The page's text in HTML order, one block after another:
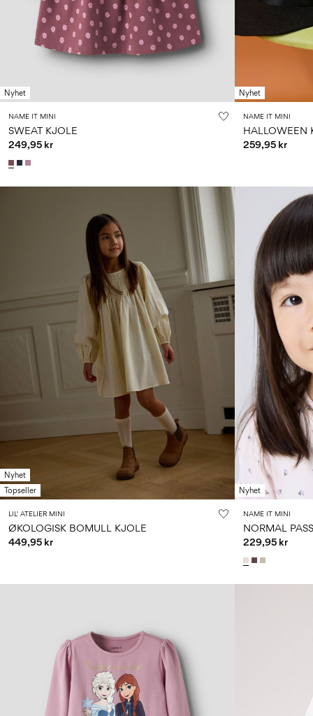
Nyhet
NAME IT MINI
SWEAT KJOLE
249,95 kr
Nyhet
NAME IT MINI
HALLOWEEN
259,95 kr
Nyhet
Topseller
LIL' ATELIER MINI
ØKOLOGISK BOMULL KJOLE
449,95 kr
Nyhet
NAME IT MINI
NORMAL
229,95 kr